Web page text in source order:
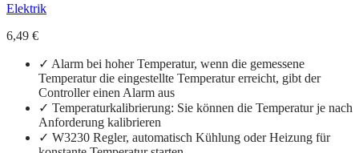
Elektrik
6,49 €
✓ Alarm bei hoher Temperatur, wenn die gemessene
Temperatur die eingestellte Temperatur erreicht, gibt der
Controller einen Alarm aus
✓ Temperaturkalibrierung: Sie können die Temperatur je nach
Anforderung kalibrieren
✓ W3230 Regler, automatisch Kühlung oder Heizung für